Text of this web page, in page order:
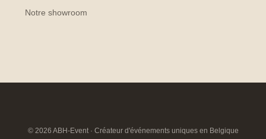
Notre showroom
© 2026 ABH-Event · Créateur d'événements uniques en Belgique